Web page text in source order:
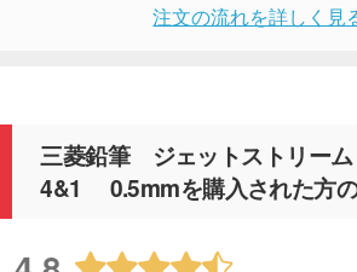
注文の流れを詳しく見
三菱鉛筆 ジェットストリーム
4&1 0.5mmを購入された方